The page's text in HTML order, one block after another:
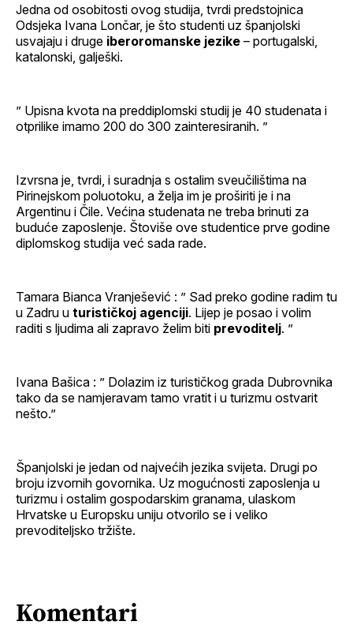
Jedna od osobitosti ovog studija, tvrdi predstojnica
Odsjeka Ivana Lončar, je što studenti uz španjolski
usvajaju i druge iberoromanske jezike – portugalski,
katalonski, galješki.
” Upisna kvota na preddiplomski studij je 40 studenata i
otprilike imamo 200 do 300 zainteresiranih. ”
Izvrsna je, tvrdi, i suradnja s ostalim sveučilištima na
Pirinejskom poluotoku, a želja im je proširiti je i na
Argentinu i Čile. Većina studenata ne treba brinuti za
buduće zaposlenje. Štoviše ove studentice prve godine
diplomskog studija već sada rade.
Tamara Bianca Vranješević : ” Sad preko godine radim tu
u Zadru u turističkoj agenciji. Lijep je posao i volim
raditi s ljudima ali zapravo želim biti prevoditelj. ”
Ivana Bašica : ” Dolazim iz turističkog grada Dubrovnika
tako da se namjeravam tamo vratit i u turizmu ostvarit
nešto.”
Španjolski je jedan od najvećih jezika svijeta. Drugi po
broju izvornih govornika. Uz mogućnosti zaposlenja u
turizmu i ostalim gospodarskim granama, ulaskom
Hrvatske u Europsku uniju otvorilo se i veliko
prevoditeljsko tržište.
Komentari